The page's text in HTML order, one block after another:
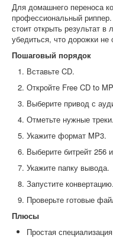
Для домашнего переноса
профессиональный
стоит открыть результат
убедиться, что дорожки не
Пошаговый порядок
Вставьте CD.
Откройте Free CD to
Выберите привод с
Отметьте нужные треки.
Укажите формат MP3.
Выберите битрейт 256
Укажите папку вывода.
Запустите конвертацию.
Проверьте готовые
Плюсы
Простая